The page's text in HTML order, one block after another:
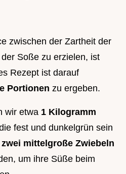
zwischen der Zartheit der
Soße zu erzielen, ist
Rezept ist darauf
Portionen zu ergeben.
wir etwa 1 Kilogramm
fest und dunkelgrün sein
zwei mittelgroße Zwiebeln
um ihre Süße beim